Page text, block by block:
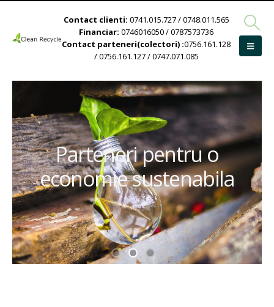
Contact clienti: 0741.015.727 / 0748.011.565
Financiar: 0746016050 / 0787573736
Contact parteneri(colectori) :0756.161.128
/ 0756.161.127 / 0747.071.085